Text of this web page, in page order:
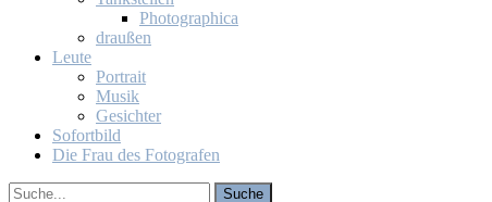
Pho­to­gra­phi­ca
drau­ßen
Leu­te
Por­trait
Mu­sik
Ge­sich­ter
So­fort­bild
Die Frau des Fo­to­gra­fen